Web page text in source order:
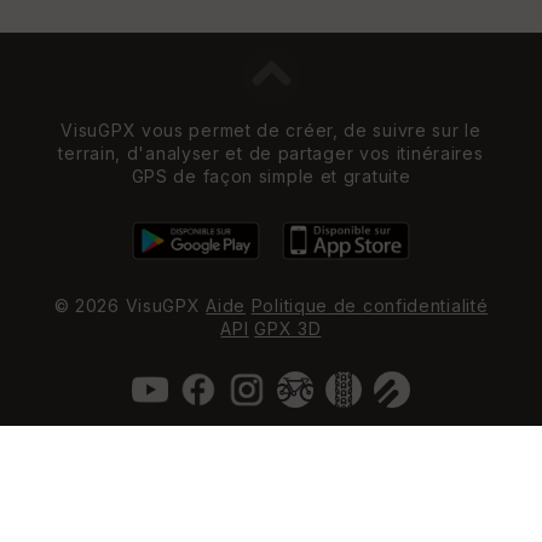
VisuGPX vous permet de créer, de suivre sur le
terrain, d'analyser et de partager vos itinéraires
GPS de façon simple et gratuite
© 2026 VisuGPX Aide Politique de confidentialité
API GPX 3D